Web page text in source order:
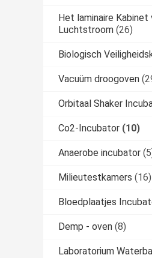
Het laminaire Kabinet
Luchtstroom (26)
Biologisch
Vacuüm droogoven
Orbitaal Shaker
Co2-Incubator (10)
Anaerobe incubator
Milieutestkamers (16)
Bloedplaatjes
Demp - oven (8)
Laboratorium